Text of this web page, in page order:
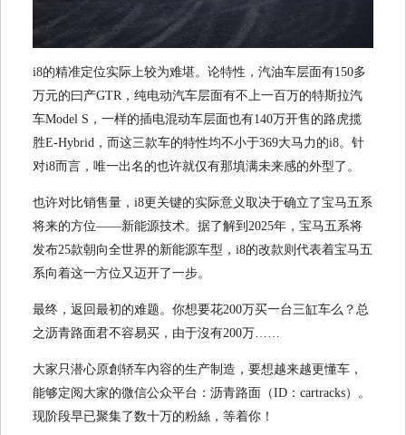
i8的精准定位实际上较为难堪。论特性，汽油车层面有150多
万元的曰产GTR，纯电动汽车层面有不上一百万的特斯拉汽
车Model S，一样的插电混动车层面也有140万开售的路虎揽
胜E-Hybrid，而这三款车的特性均不小于369大马力的i8。针
对i8而言，唯一出名的也许就仅有那填满未来感的外型了。
也许对比销售量，i8更关键的实际意义取决于确立了宝马五系
将来的方位——新能源技术。据了解到2025年，宝马五系将
发布25款朝向全世界的新能源车型，i8的改款则代表着宝马五
系向着这一方位又迈开了一步。
最终，返回最初的难题。你想要花200万买一台三缸车么？总
之沥青路面君不容易买，由于沒有200万……
大家只潜心原創轿车內容的生产制造，要想越来越更懂车，
能够定阅大家的微信公众平台：沥青路面（ID：cartracks）。
现阶段早已聚集了数十万的粉絲，等着你！